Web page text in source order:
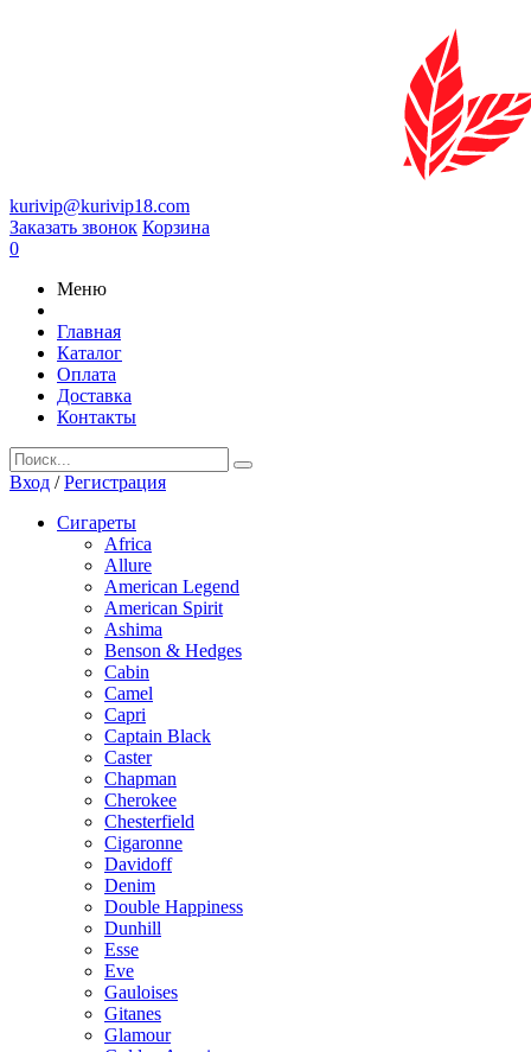
kurivip@kurivip18.com
Заказать звонок Корзина
0
Меню
Главная
Каталог
Оплата
Доставка
Контакты
Вход /Регистрация
Сигареты
Africa
Allure
American Legend
American Spirit
Ashima
Benson & Hedges
Cabin
Camel
Capri
Captain Black
Caster
Chapman
Cherokee
Chesterfield
Cigaronne
Davidoff
Denim
Double Happiness
Dunhill
Esse
Eve
Gauloises
Gitanes
Glamour